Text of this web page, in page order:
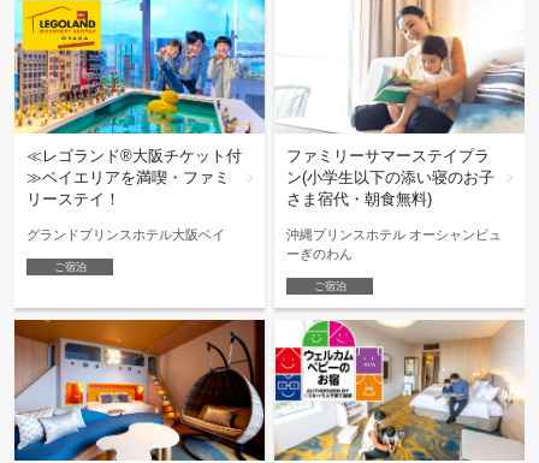
≪レゴランド®大阪チケット付
≫ベイエリアを満喫・ファミ
リーステイ！
グランドプリンスホテル大阪ベイ
ご宿泊
ファミリーサマーステイプラ
ン(小学生以下の添い寝のお子
さま宿代・朝食無料)
沖縄プリンスホテル オーシャンビュ
ーぎのわん
ご宿泊